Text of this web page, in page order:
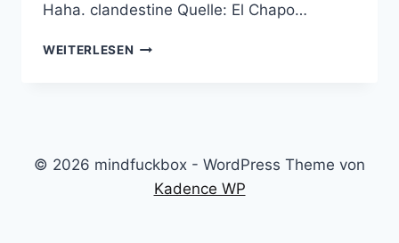
Haha. clandestine Quelle: El Chapo…
WEITERLESEN SEAN
FÜHRT
HOLLYWOODRESKEN
© 2026 mindfuckbox - WordPress Theme von
Kadence WP